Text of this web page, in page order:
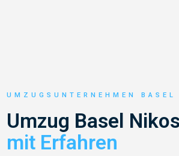
UMZUGSUNTERNEHMEN BASEL
Umzug Basel
mit Erfahren